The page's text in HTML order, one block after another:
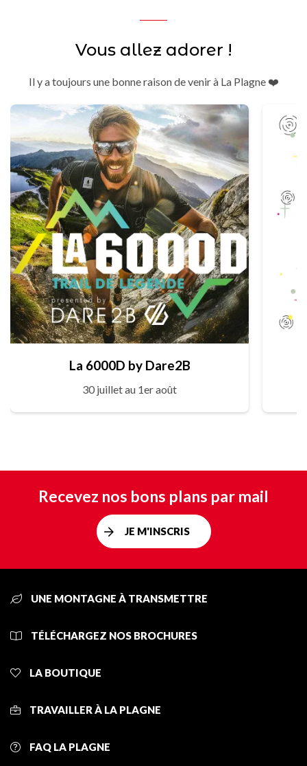
Vous allez adorer !
Il y a toujours une bonne raison de venir à La Plagne ❤️
La 6000D by Dare2B
30 juillet au 1er août
Recevez nos bons plans par mail
JE M'INSCRIS
UNE MONTAGNE À TRANSMETTRE
TÉLÉCHARGEZ NOS BROCHURES
LA BOUTIQUE
TRAVAILLER À LA PLAGNE
FAQ LA PLAGNE